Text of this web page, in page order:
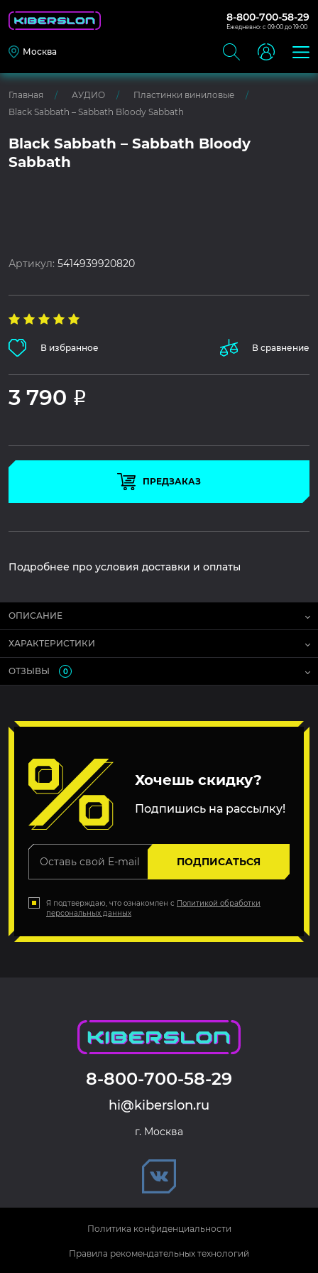
8-800-700-58-29
Ежедневно: с 09:00 до 19:00
Москва
Главная АУДИО
Пластинки виниловые
Black Sabbath – Sabbath Bloody Sabbath
Black Sabbath – Sabbath Bloody
Sabbath
Артикул:5414939920820
В избранное В сравнение
3 790 Р
ПРЕДЗАКАЗ
Подробнее про условия доставки и оплаты
ОПИСАНИЕ
ХАРАКТЕРИСТИКИ
ОТЗЫВЫ 0
Хочешь скидку?
Подпишись на рассылку!
ПОДПИСАТЬСЯ
Я подтверждаю, что ознакомлен с Политикой обработки
персональных данных
8-800-700-58-29
hi@kiberslon.ru
г. Москва
Политика конфиденциальности
Правила рекомендательных технологий